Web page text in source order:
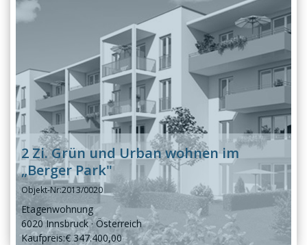
2 Zi. Grün und Urban wohnen im
„Berger Park"
Objekt-Nr:2013/0020
Etagenwohnung
6020 Innsbruck Österreich
Kaufpreis:€ 347.400,00